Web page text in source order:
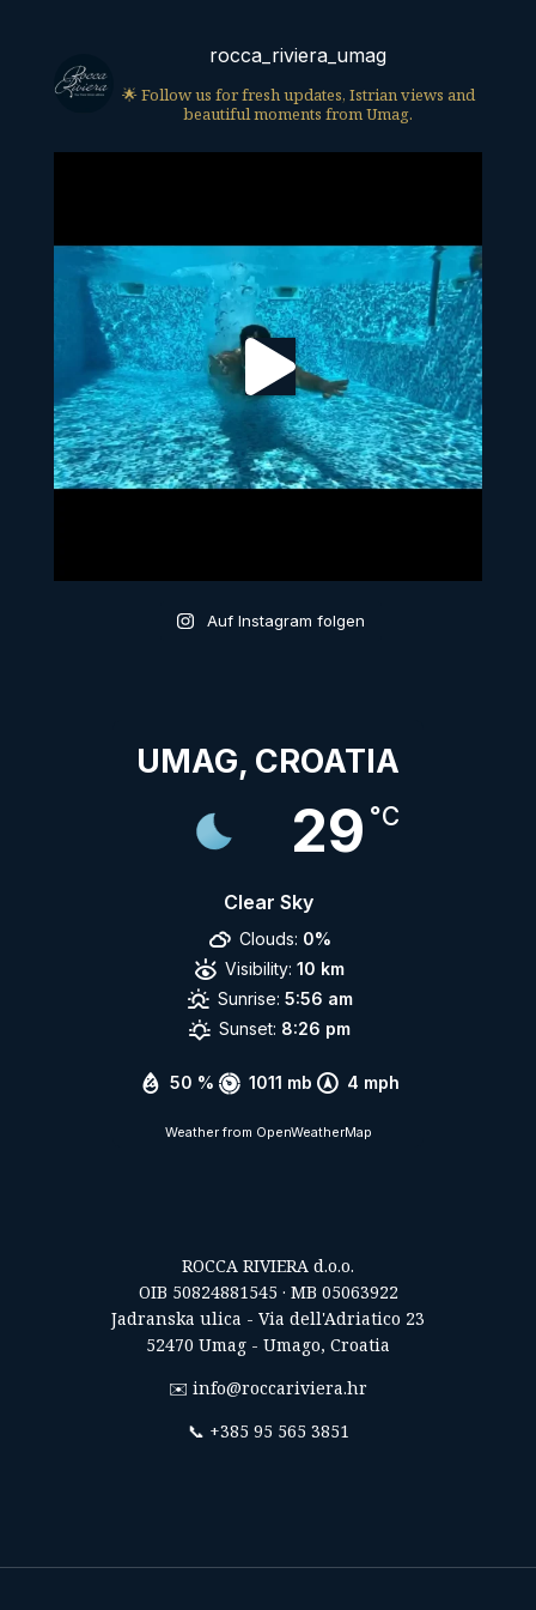
rocca_riviera_umag
🌟 Follow us for fresh updates, Istrian views and
beautiful moments from Umag.
Auf Instagram folgen
UMAG, CROATIA
29 °C
Clear Sky
50 % 1011 mb 4 mph
Clouds: 0%
Visibility: 10 km
Sunrise: 5:56 am
Sunset: 8:26 pm
Weather from OpenWeatherMap
ROCCA RIVIERA d.o.o.
OIB 50824881545 · MB 05063922
Jadranska ulica - Via dell'Adriatico 23
52470 Umag - Umago, Croatia
✉️ info@roccariviera.hr
📞 +385 95 565 3851